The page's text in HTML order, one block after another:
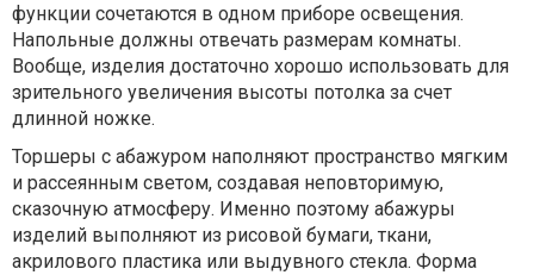
функции сочетаются в одном приборе освещения.
Напольные должны отвечать размерам комнаты.
Вообще, изделия достаточно хорошо использовать для
зрительного увеличения высоты потолка за счет
длинной ножке.
Торшеры с абажуром наполняют пространство мягким
и рассеянным светом, создавая неповторимую,
сказочную атмосферу. Именно поэтому абажуры
изделий выполняют из рисовой бумаги, ткани,
акрилового пластика или выдувного стекла. Форма